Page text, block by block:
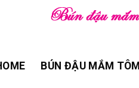
BÚN ĐẬU MẮM TÔM